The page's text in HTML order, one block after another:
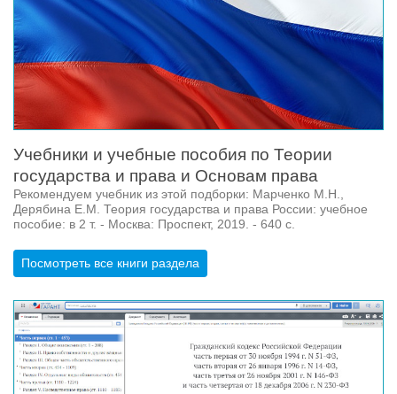
Учебники и учебные пособия по Теории
государства и права и Основам права
Рекомендуем учебник из этой подборки: Марченко М.Н.,
Дерябина Е.М. Теория государства и права России: учебное
пособие: в 2 т. - Москва: Проспект, 2019. - 640 с.
Посмотреть все книги раздела